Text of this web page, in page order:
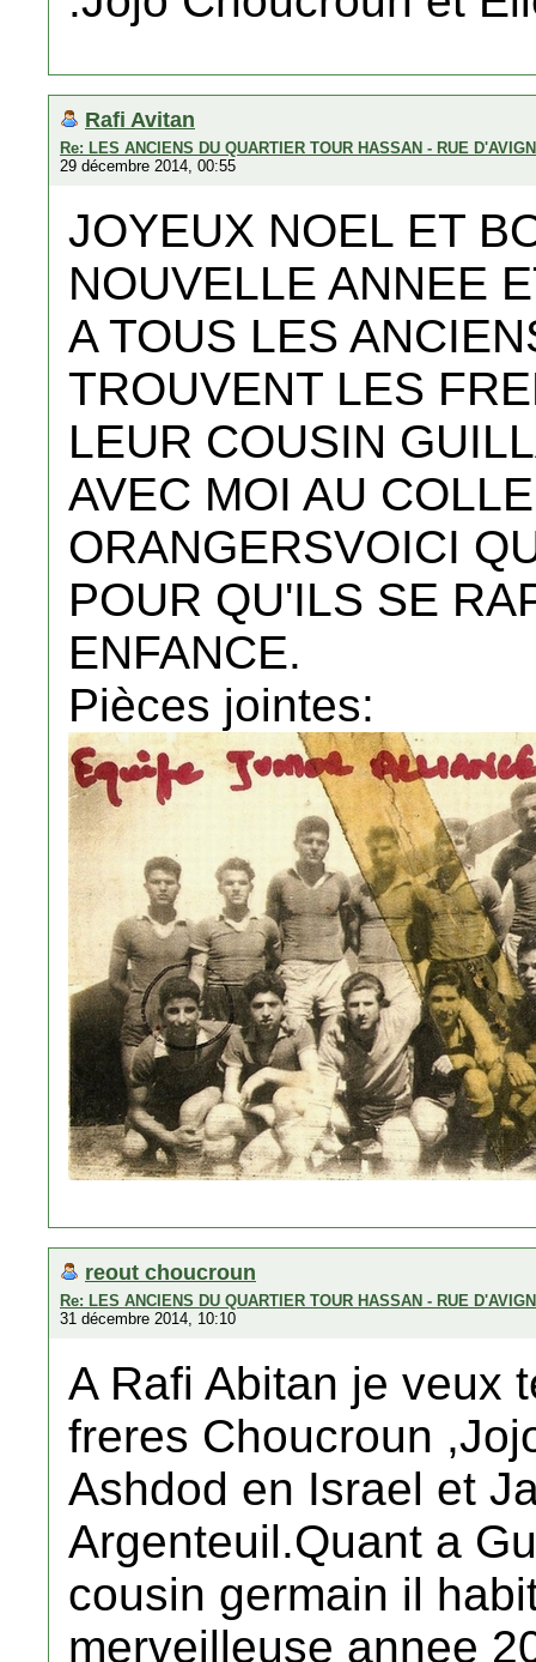
Rafi Avitan
Re: LES ANCIENS DU QUARTIER TOUR HASSAN - RUE
29 décembre 2014, 00:55
JOYEUX NOEL ET
NOUVELLE ANNEE
A TOUS LES
TROUVENT LES
LEUR COUSIN
AVEC MOI AU
ORANGERSVOICI
POUR QU'ILS SE
ENFANCE.
Pièces jointes:
reout choucroun
Re: LES ANCIENS DU QUARTIER TOUR HASSAN - RUE
31 décembre 2014, 10:10
A Rafi Abitan je veux
freres Choucroun
Ashdod en Israel et
Argenteuil.Quant a
cousin germain il
merveilleuse annee